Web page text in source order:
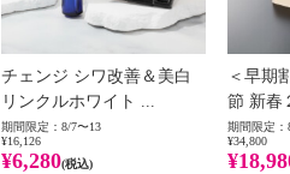
チェンジ シワ改善＆美白
リンクルホワイト ...
期間限定：8/7〜13
¥16,126
¥6,280(税込)
＜早期
節 新春
期間限定：
¥34,800